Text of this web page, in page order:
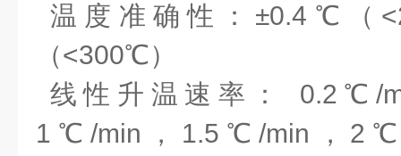
温度准确性：±0.4℃（
（<300℃）
线性升温速率： 0.2℃/
1℃/min，1.5℃/min，